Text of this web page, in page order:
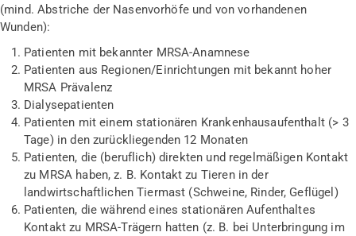
(mind. Abstriche der Nasenvorhöfe und von vorhandenen
Wunden):
Patienten mit bekannter MRSA-Anamnese
Patienten aus Regionen/Einrichtungen mit bekannt hoher
MRSA Prävalenz
Dialysepatienten
Patienten mit einem stationären Krankenhausaufenthalt (> 3
Tage) in den zurückliegenden 12 Monaten
Patienten, die (beruflich) direkten und regelmäßigen Kontakt
zu MRSA haben, z. B. Kontakt zu Tieren in der
landwirtschaftlichen Tiermast (Schweine, Rinder, Geflügel)
Patienten, die während eines stationären Aufenthaltes
Kontakt zu MRSA-Trägern hatten (z. B. bei Unterbringung im